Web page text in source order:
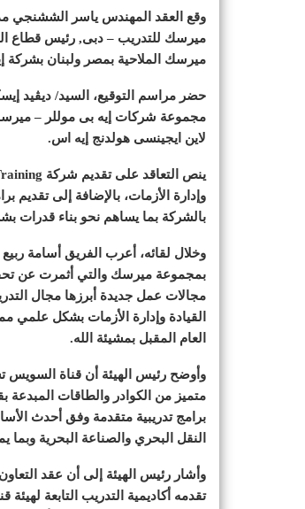
وقع العقد المهندس ياسر الششنجي
ميرسك للتدريب – دبى, رئيس قطاع
ميرسك الملاحية بمصر ولبنان بشركة
حضر مراسم التوقيع، السيد/ ديڤيد
مجموعة شركات إيه بى موللر –
لاين ايجينسى هولدنج إيه اس.
بالشركة بما يساهم نحو بناء قدرات
وخلال لقائه، أعرب الفريق أسامة
بمجموعة ميرسك والتي أثمرت عن
مجالات عمل جديدة أبرزها مجال
القيادة وإدارة الأزمات بشكل علمي
العام المقبل بمشيئة الله.
وأوضح رئيس الهيئة أن قناة السويس
متميز من الكوادر والطاقات المبدعة
برامج تدريبية متقدمة وفق أحدث
النقل البحري والصناعة البحرية
وأشار رئيس الهيئة إلى أن عقد
تقدمه أكاديمية التدريب التابعة